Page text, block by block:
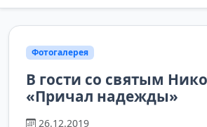
Фотогалерея
В гости со святым
«Причал надежды»
26.12.2019